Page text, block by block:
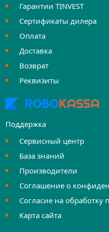
Гарантии TINVEST
Сертификаты дилера
Оплата
Доставка
Возврат
Реквизиты
Поддержка
Сервисный центр
База знаний
Производители
Соглашение о
Согласие на
Карта сайта